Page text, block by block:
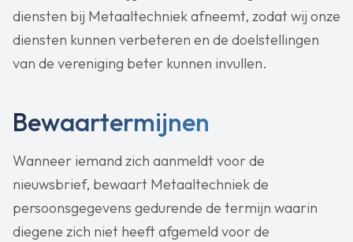
diensten bij Metaaltechniek afneemt, zodat wij onze
diensten kunnen verbeteren en de doelstellingen
van de vereniging beter kunnen invullen.
Bewaartermijnen
Wanneer iemand zich aanmeldt voor de
nieuwsbrief, bewaart Metaaltechniek de
persoonsgegevens gedurende de termijn waarin
diegene zich niet heeft afgemeld voor de